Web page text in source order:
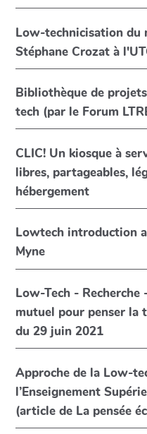
Low-technicisation du
Stéphane Crozat à
Bibliothèque de
tech (par le Forum
CLIC! Un kiosque à
libres, partageables,
hébergement
Lowtech introduction au
Myne
Low-Tech - Recherche -
mutuel pour penser la
du 29 juin 2021
Approche de la Low-
l’Enseignement
(article de La pensée